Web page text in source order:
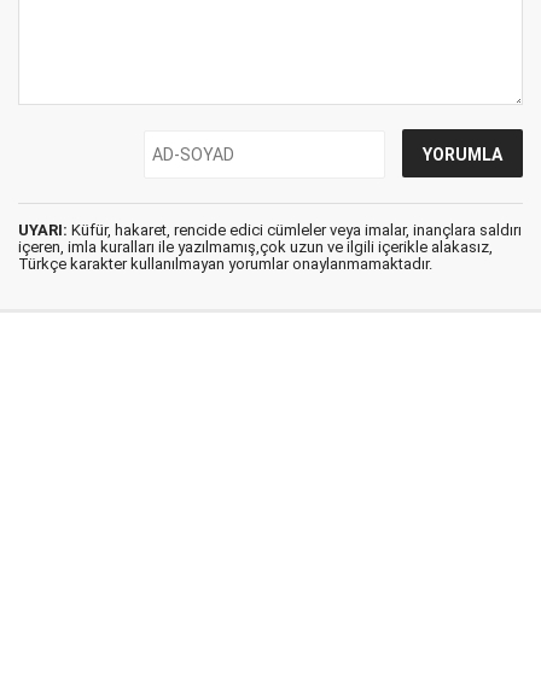
UYARI: Küfür, hakaret, rencide edici cümleler veya imalar, inançlara saldırı
içeren, imla kuralları ile yazılmamış,çok uzun ve ilgili içerikle alakasız,
Türkçe karakter kullanılmayan yorumlar onaylanmamaktadır.